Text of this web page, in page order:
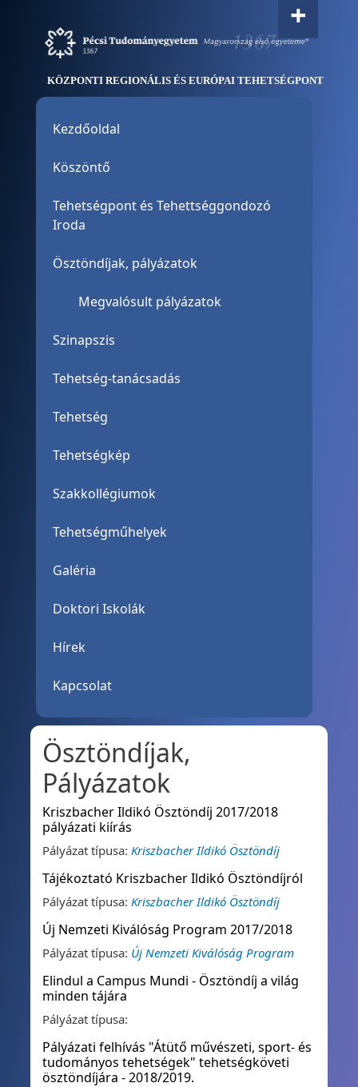
+
KÖZPONTI REGIONÁLIS ÉS EURÓPAI TEHETSÉGPONT
Ösztöndíjak,
Pályázatok
Kriszbacher Ildikó Ösztöndíj 2017/2018
pályázati kiírás
Pályázat típusa: Kriszbacher Ildikó Ösztöndíj
Tájékoztató Kriszbacher Ildikó Ösztöndíjról
Pályázat típusa: Kriszbacher Ildikó Ösztöndíj
Új Nemzeti Kiválóság Program 2017/2018
Pályázat típusa: Új Nemzeti Kiválóság Program
Elindul a Campus Mundi - Ösztöndíj a világ
minden tájára
Pályázat típusa:
Pályázati felhívás "Átütő művészeti, sport- és
tudományos tehetségek" tehetségköveti
ösztöndíjára - 2018/2019.
Kezdőoldal
Köszöntő
Tehetségpont és Tehettséggondozó
Iroda
Ösztöndíjak, pályázatok
Megvalósult pályázatok
Szinapszis
Tehetség-tanácsadás
Tehetség
Tehetségkép
Szakkollégiumok
Tehetségműhelyek
Galéria
Doktori Iskolák
Hírek
Kapcsolat